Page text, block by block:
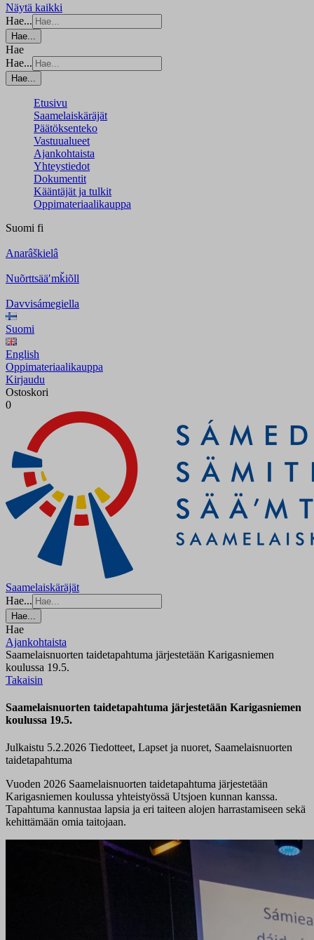
Näytä kaikki
Hae...
Hae...
Hae
Hae...
Hae...
Etusivu
Saamelaiskäräjät
Päätöksenteko
Vastuualueet
Ajankohtaista
Yhteystiedot
Dokumentit
Kääntäjät ja tulkit
Oppimateriaalikauppa
Suomi fi
Anarâškielâ
Nuõrttsääʹmǩiõll
Davvisámegiella
Suomi
English
Oppimateriaalikauppa
Kirjaudu
Ostoskori
0
Saamelaiskäräjät
Hae...
Hae...
Hae
Ajankohtaista
Saamelaisnuorten taidetapahtuma järjestetään Karigasniemen
koulussa 19.5.
Takaisin
Saamelaisnuorten taidetapahtuma järjestetään Karigasniemen
koulussa 19.5.
Julkaistu 5.2.2026 Tiedotteet, Lapset ja nuoret, Saamelaisnuorten
taidetapahtuma
Vuoden 2026 Saamelaisnuorten taidetapahtuma järjestetään
Karigasniemen koulussa yhteistyössä Utsjoen kunnan kanssa.
Tapahtuma kannustaa lapsia ja eri taiteen alojen harrastamiseen sekä
kehittämään omia taitojaan.